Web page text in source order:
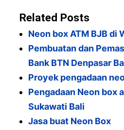
c
e
b
o
o
k
e
gr
a
m
s
A
p
p
l
Related Posts
Neon box ATM BJB di
Pembuatan dan
Bank BTN Denpasar
Proyek pengadaan
Pengadaan Neon box
Sukawati Bali
Jasa buat Neon Box